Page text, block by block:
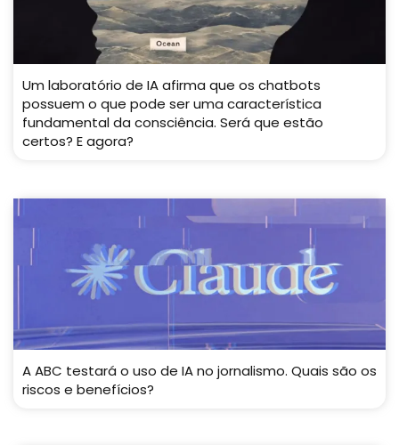
Um laboratório de IA afirma que os chatbots
possuem o que pode ser uma característica
fundamental da consciência. Será que estão
certos? E agora?
A ABC testará o uso de IA no jornalismo. Quais são os
riscos e benefícios?